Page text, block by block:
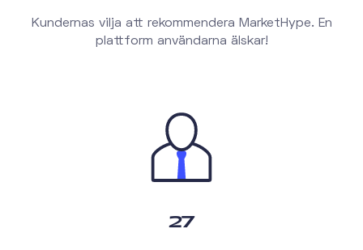
Kundernas vilja att rekommendera MarketHype. En
plattform användarna älskar!
27